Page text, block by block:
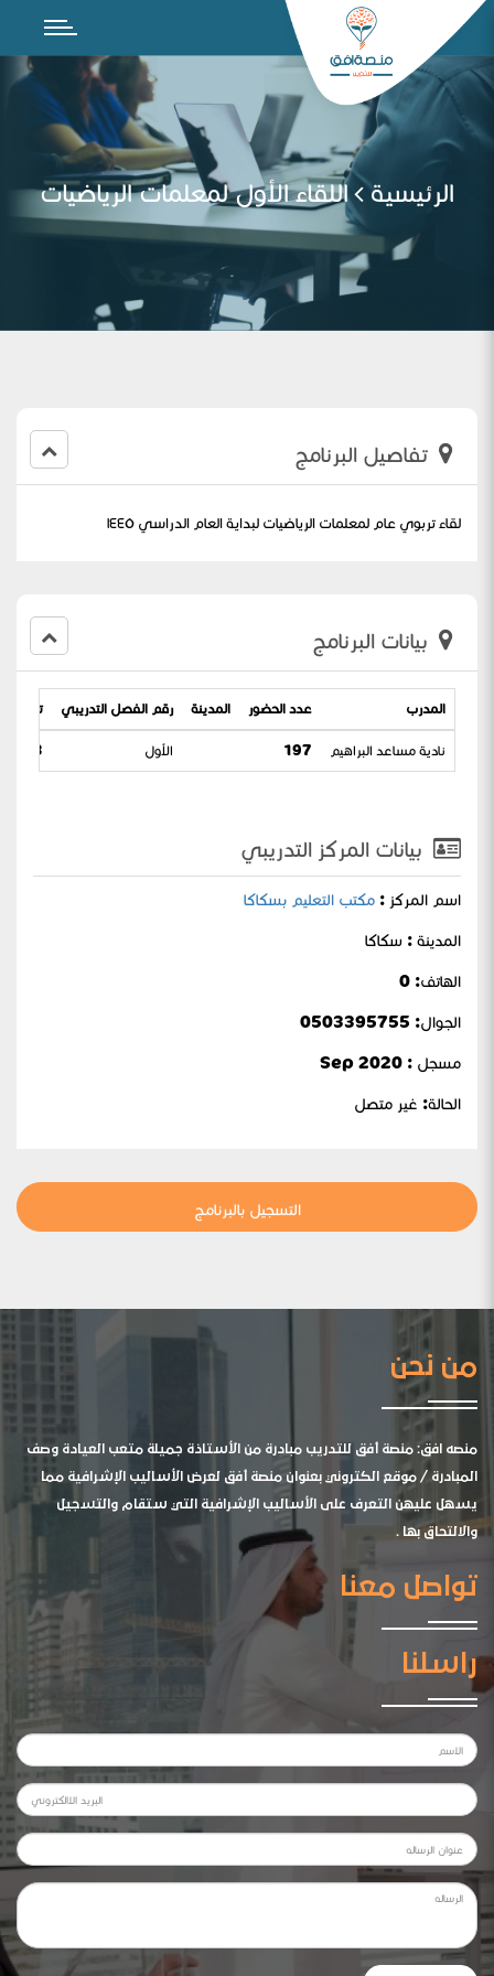
الرئيسية اللقاء الأول لمعلمات الرياضيات
تفاصيل البرنامج
لقاء تربوي عام لمعلمات الرياضيات لبداية العام الدراسي ١٤٤٥
بيانات البرنامج
المدرب عدد الحضور المدينة رقم الفصل التدريبي تاريخ
نادية مساعد البراهيم 197 الأول 02-1445
بيانات المركز التدريبي
اسم المركز : مكتب التعليم بسكاكا
المدينة : سكاكا
الهاتف: 0
الجوال:
مسجل : Sep 2020
الحالة: غير متصل
التسجيل بالبرنامج
من نحن
منصه افق: منصة أفق للتدريب مبادرة من الأستاذة جميلة متعب العيادة وصف
المبادرة / موقع الكتروني بعنوان منصة أفق لعرض الأساليب الإشرافية مما
يسهل عليهن التعرف على الأساليب الإشرافية التي ستقام والتسجيل
والالتحاق بها .
تواصل معنا
راسلنا